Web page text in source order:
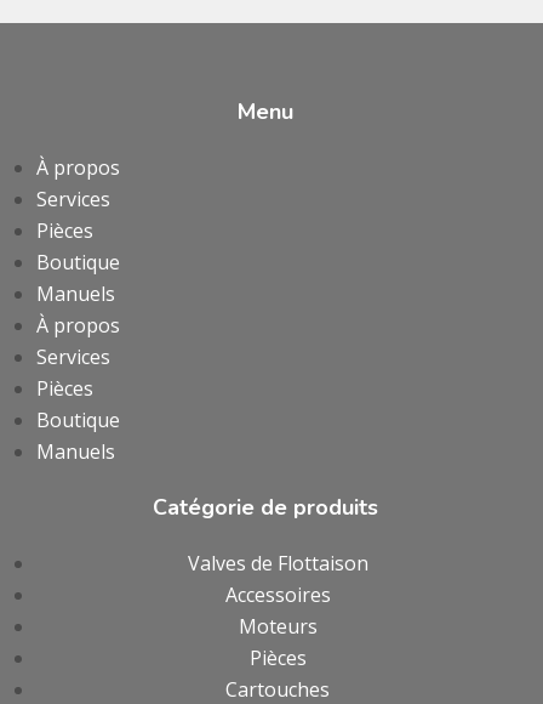
Menu
À propos
Services
Pièces
Boutique
Manuels
À propos
Services
Pièces
Boutique
Manuels
Catégorie de produits
Valves de Flottaison
Accessoires
Moteurs
Pièces
Cartouches